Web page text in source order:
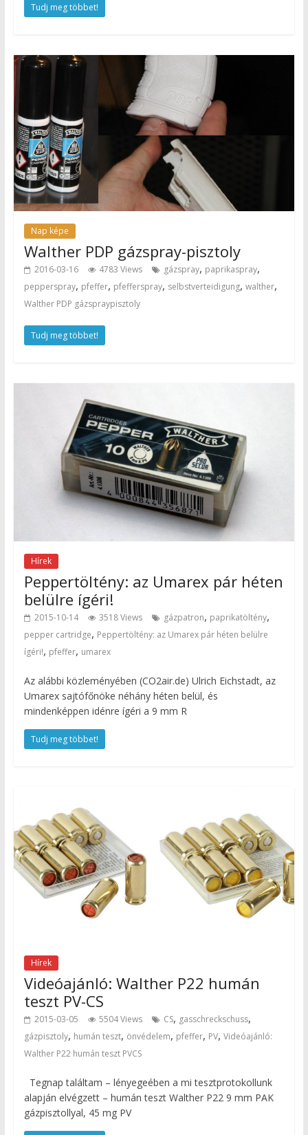
Tudj meg többet!
Nap képe
Walther PDP gázspray-pisztoly
2016-03-16 4783 Views gázspray, paprikaspray,
pepperspray, pfeffer, pfefferspray, selbstverteidigung, walther,
Walther PDP gázspraypisztoly
Tudj meg többet!
Hírek
Peppertöltény: az Umarex pár héten
belülre ígéri!
2015-10-14 3518 Views gázpatron, paprikatöltény,
pepper cartridge, Peppertöltény: az Umarex pár héten belülre
ígéri!, pfeffer, umarex
Az alábbi közleményében (CO2air.de) Ulrich Eichstadt, az
Umarex sajtófőnöke néhány héten belül, és
mindenképpen idénre ígéri a 9 mm R
Tudj meg többet!
Hírek
Videóajánló: Walther P22 humán
teszt PV-CS
2015-03-05 5504 Views CS, gasschreckschuss,
gázpisztoly, humán teszt, önvédelem, pfeffer, PV, Videóajánló:
Walther P22 humán teszt PVCS
Tegnap találtam – lényegeében a mi tesztprotokollunk
alapján elvégzett – humán teszt Walther P22 9 mm PAK
gázpisztollyal, 45 mg PV